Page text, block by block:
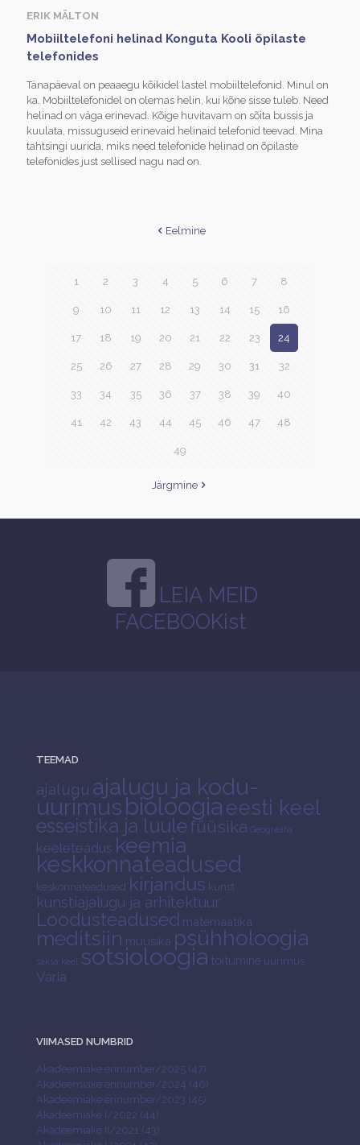
ERIK MÄLTON
Mobiiltelefoni helinad Konguta Kooli õpilaste
telefonides
Tänapäeval on peaaegu kõikidel lastel mobiiltelefonid. Minul on
ka. Mobiiltelefonidel on olemas helin, kui kõne sisse tuleb. Need
helinad on väga erinevad. Kõige huvitavam on sõita bussis ja
kuulata, missuguseid erinevaid helinaid telefonid teevad. Mina
tahtsingi uurida, miks need telefonide helinad on õpilaste
telefonides just sellised nagu nad on.
Eelmine
1 2 3 4 5 6 7 8
9 10 11 12 13 14 15 16
17 18 19 20 21 22 23 24
25 26 27 28 29 30 31 32
33 34 35 36 37 38 39 40
41 42 43 44 45 46 47 48
49
Järgmine
LEIA MEID
FACEBOOKist
TEEMAD
ajalugu ajalugu ja kodu-
uurimusbioloogia eesti keel
esseistika ja luulefüüsika Geograafia
keeleteadus keemia
keskkonnateadused
keskonnateadused kirjandus kunst
kunstiajalugu ja arhitektuur
Loodusteadused matemaatika
meditsiin muusika psühholoogia
saksa keel sotsioloogia toitumine uurimus
Varia
VIIMASED NUMBRID
Akadeemiake erinumber/2025 (47)
Akadeemiake erinumber/2024 (46)
Akadeemiake erinumber/2023 (45)
Akadeemiake I/2022 (44)
Akadeemiake II/2021 (43)